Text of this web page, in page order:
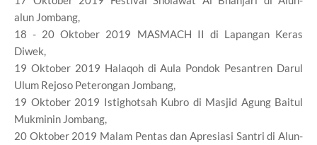
alun Jombang,
18 - 20 Oktober 2019 MASMACH II di Lapangan Keras
Diwek,
19 Oktober 2019 Halaqoh di Aula Pondok Pesantren Darul
Ulum Rejoso Peterongan Jombang,
19 Oktober 2019 Istighotsah Kubro di Masjid Agung Baitul
Mukminin Jombang,
20 Oktober 2019 Malam Pentas dan Apresiasi Santri di Alun-